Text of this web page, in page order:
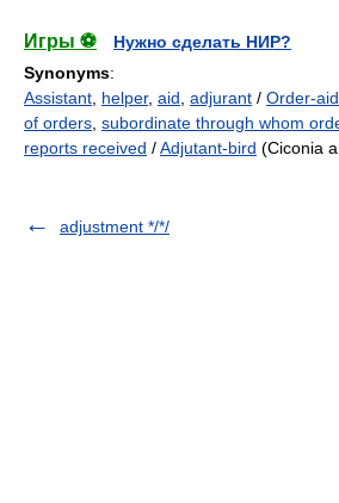
Игры ⚽
Нужно сделать НИР?
Synonyms:
Assistant helper, aid adjurant / Order-
of orders subordinate through whom
reports received /Adjutant-bird (Ciconia
adjustment */*/